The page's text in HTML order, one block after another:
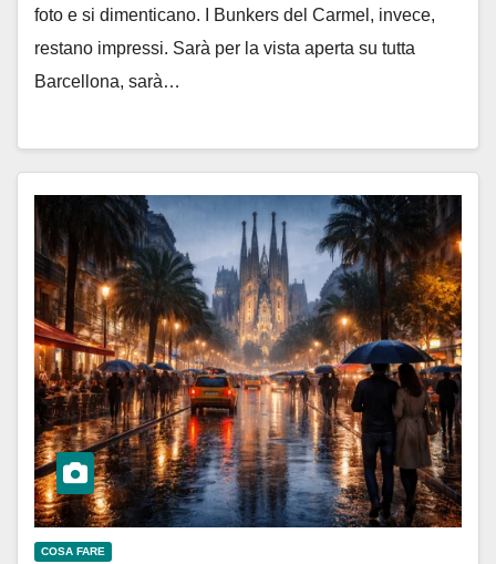
foto e si dimenticano. I Bunkers del Carmel, invece,
restano impressi. Sarà per la vista aperta su tutta
Barcellona, sarà…
COSA FARE